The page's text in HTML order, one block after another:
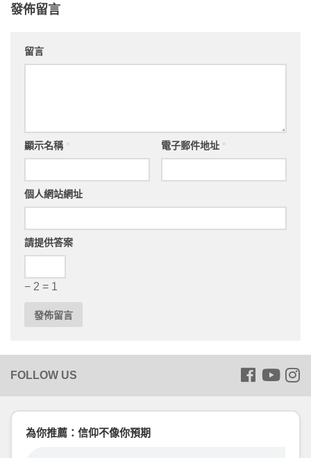
發佈留言
留言
顯示名稱 電子郵件地址
個人網站網址
請提供答案
− 2 = 1
為你推薦：信仰不像你預期